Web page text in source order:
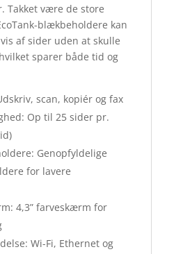
Takket være de store
blækbeholdere kan
af sider uden at skulle
sparer både tid og
scan, kopiér og fax
Op til 25 sider pr.
Genopfyldelige
for lavere
4,3” farveskærm for
Wi-Fi, Ethernet og